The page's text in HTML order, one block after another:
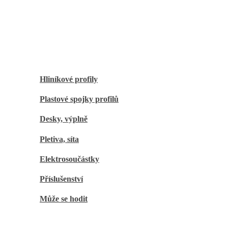
Hliníkové profily
Plastové spojky profilů
Desky, výplně
Pletiva, síta
Elektrosoučástky
Příslušenství
Může se hodit